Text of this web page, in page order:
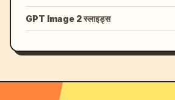
GPT Image 2 स्लाइड्स